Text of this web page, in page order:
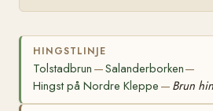
HINGSTLINJE
Tolstadbrun —Salanderborken—
Hingst på Nordre Kleppe — Brun